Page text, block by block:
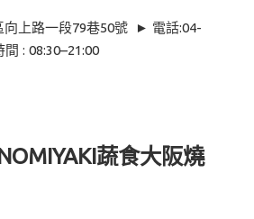
向上路一段79巷50號 ► 電話:04-
: 08:30–21:00
蔬食大阪燒